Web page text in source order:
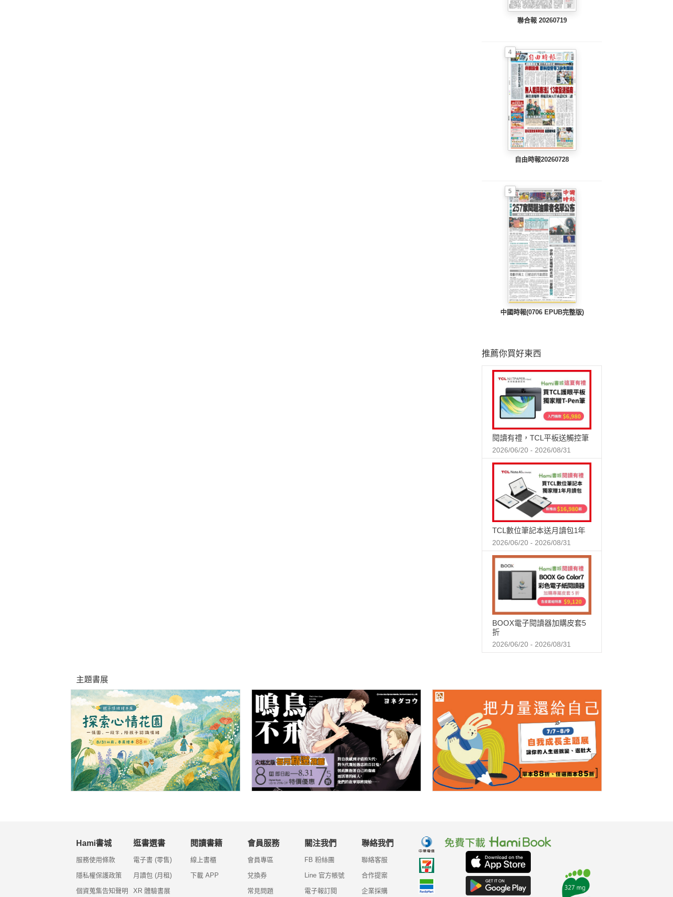
聯合報 20260719
4
自由時報20260728
5
中國時報(0706 EPUB完整版)
推薦你買好東西
閱讀有禮，TCL平板送觸控筆
2026/06/20 - 2026/08/31
TCL數位筆記本送月讀包1年
2026/06/20 - 2026/08/31
BOOX電子閱讀器加購皮套5
折
2026/06/20 - 2026/08/31
主題書展
Hami書城
服務使用條款
隱私權保護政策
個資蒐集告知聲明
逛書選書
電子書 (零售)
月讀包 (月租)
XR 體驗書展
閱讀書籍
線上書櫃
下載 APP
會員服務
會員專區
兌換券
常見問題
關注我們
FB 粉絲團
Line 官方帳號
電子報訂閱
聯絡我們
聯絡客服
合作提案
企業採購